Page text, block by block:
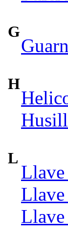
G
H
L
Llave
Llave
Llave